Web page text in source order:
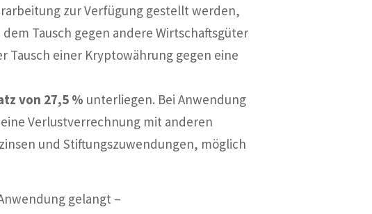
zur Verfügung gestellt werden,
Tausch gegen andere Wirtschaftsgüter
einer Kryptowährung gegen eine
von 27,5 % unterliegen. Bei Anwendung
Verlustverrechnung mit anderen
und Stiftungszuwendungen, möglich
gelangt –